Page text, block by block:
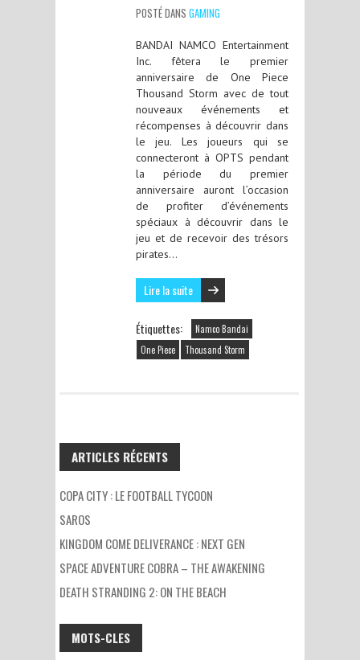
POSTÉ DANS GAMING
BANDAI NAMCO Entertainment
Inc. fêtera le premier
anniversaire de One Piece
Thousand Storm avec de tout
nouveaux événements et
récompenses à découvrir dans
le jeu. Les joueurs qui se
connecteront à OPTS pendant
la période du premier
anniversaire auront l’occasion
de profiter d’événements
spéciaux à découvrir dans le
jeu et de recevoir des trésors
pirates…
Lire la suite
Étiquettes:
Namco Bandai
One Piece
Thousand Storm
ARTICLES RÉCENTS
COPA CITY : LE FOOTBALL TYCOON
SAROS
KINGDOM COME DELIVERANCE : NEXT GEN
SPACE ADVENTURE COBRA – THE AWAKENING
DEATH STRANDING 2: ON THE BEACH
MOTS-CLES